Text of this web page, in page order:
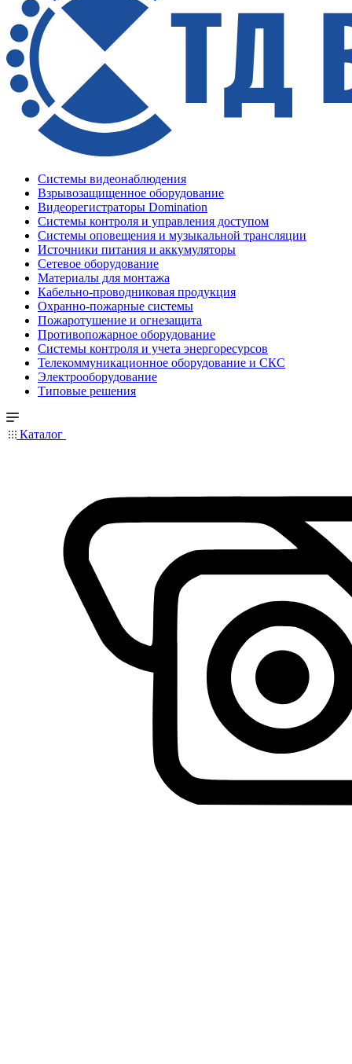
Системы видеонаблюдения
Взрывозащищенное оборудование
Видеорегистраторы Domination
Системы контроля и управления доступом
Системы оповещения и музыкальной трансляции
Источники питания и аккумуляторы
Сетевое оборудование
Материалы для монтажа
Кабельно-проводниковая продукция
Охранно-пожарные системы
Пожаротушение и огнезащита
Противопожарное оборудование
Системы контроля и учета энергоресурсов
Телекоммуникационное оборудование и СКС
Электрооборудование
Типовые решения
Каталог